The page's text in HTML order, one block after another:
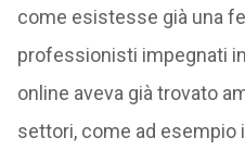
come esistesse già una
professionisti impegnati
online aveva già trovato
settori, come ad